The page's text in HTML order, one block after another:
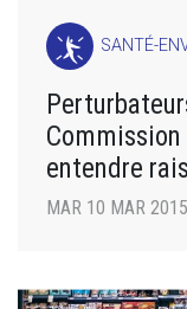
SANTÉ-
entendre
MAR 10 MAR 2015